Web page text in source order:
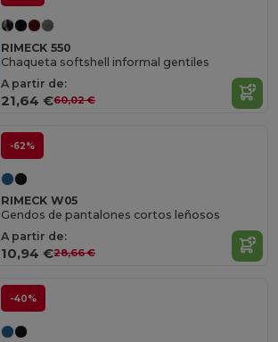
RIMECK 550
Chaqueta softshell informal gentiles
A partir de:
21,64 €60,02 €
-62%
RIMECK W05
Gendos de pantalones cortos leñosos
A partir de:
10,94 €28,66 €
-40%